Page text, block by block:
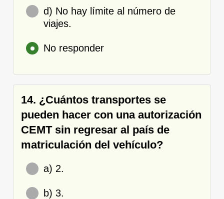
d) No hay límite al número de
viajes.
No responder
14. ¿Cuántos transportes se
pueden hacer con una autorización
CEMT sin regresar al país de
matriculación del vehículo?
a) 2.
b) 3.